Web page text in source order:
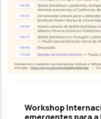
Workshop
emergentes para